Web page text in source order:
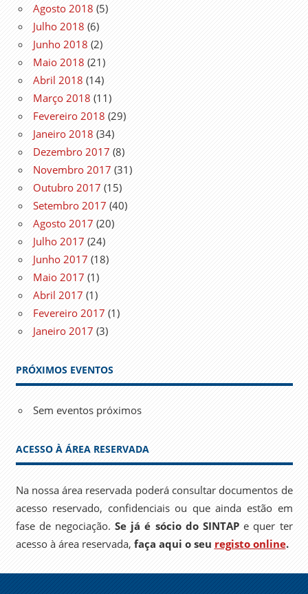
Agosto 2018 (5)
Julho 2018 (6)
Junho 2018 (2)
Maio 2018 (21)
Abril 2018 (14)
Março 2018 (11)
Fevereiro 2018 (29)
Janeiro 2018 (34)
Dezembro 2017 (8)
Novembro 2017 (31)
Outubro 2017 (15)
Setembro 2017 (40)
Agosto 2017 (20)
Julho 2017 (24)
Junho 2017 (18)
Maio 2017 (1)
Abril 2017 (1)
Fevereiro 2017 (1)
Janeiro 2017 (3)
PRÓXIMOS EVENTOS
Sem eventos próximos
ACESSO À ÁREA RESERVADA
Na nossa área reservada poderá consultar documentos de
acesso reservado, confidenciais ou que ainda estão em
fase de negociação.Se já é sócio do SINTAPe quer ter
acesso à área reservada, faça aqui o seu registo online.